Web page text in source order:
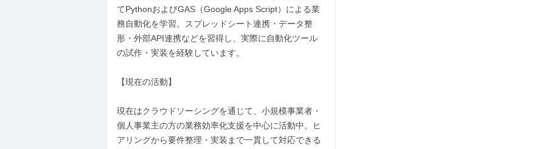
てPythonおよびGAS（Google Apps Script）による業
務自動化を学習。スプレッドシート連携・データ整
形・外部API連携などを習得し、実際に自動化ツール
の試作・実装を経験しています。
【現在の活動】
現在はクラウドソーシングを通じて、小規模事業者・
個人事業主の方の業務効率化支援を中心に活動中。ヒ
アリングから要件整理・実装まで一貫して対応できる